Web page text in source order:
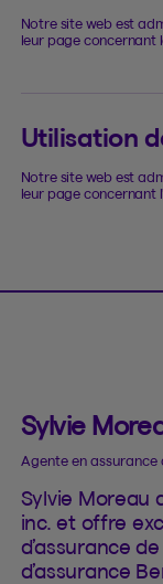
Notre site web est
leur page concernant
Utilisation
Notre site web est
leur page concernant
Sylvie
Agente en
Sylvie Moreau
inc. et offre
d’assurance
d’assurance